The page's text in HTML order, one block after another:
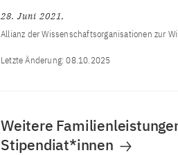
28. Juni 2021
Allianz der Wissenschaftsorganisationen zur
Letzte Änderung:08.10.2025
Weitere
Stipendiat*innen